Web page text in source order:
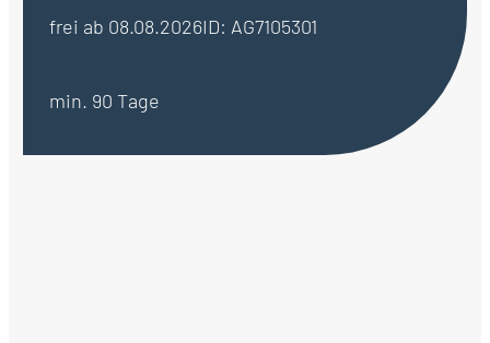
frei ab 08.08.2026ID: AG7105301
min. 90 Tage